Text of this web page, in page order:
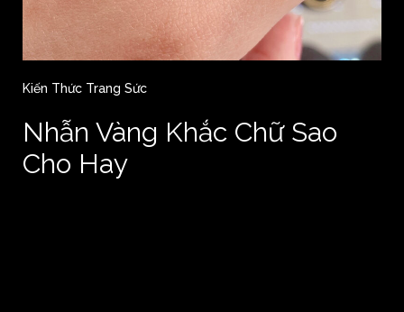
Kiến Thức Trang Sức
Nhẫn Vàng Khắc Chữ Sao
Cho Hay